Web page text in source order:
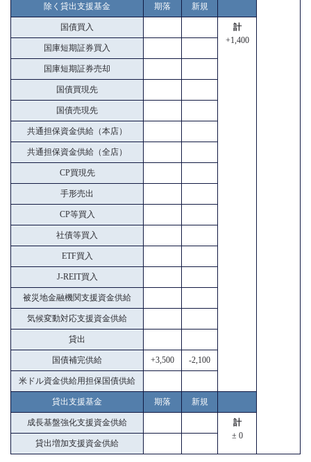
除く貸出支援基金 期落 新規
国債買入
計
+1,400
国庫短期証券買入
国庫短期証券売却
国債買現先
国債売現先
共通担保資金供給（本店）
共通担保資金供給（全店）
CP買現先
手形売出
CP等買入
社債等買入
ETF買入
J-REIT買入
被災地金融機関支援資金供給
気候変動対応支援資金供給
貸出
国債補完供給 +3,500 -2,100
米ドル資金供給用担保国債供給
貸出支援基金 期落 新規
成長基盤強化支援資金供給
計
± 0
貸出増加支援資金供給